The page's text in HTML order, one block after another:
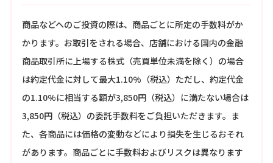
商品などへのご投資の際は、商品ごとに所定の手数料がか
かります。お取引をされる場合、店舗における国内の金融
商品取引所に上場する株式（売買単位未満を除く）の場合
は約定代金に対して最大1.10%（税込）ただし、約定代金
の1.10%に相当する額が3,850円（税込）に満たない場合は
3,850円（税込）の委託手数料をご負担いただきます。ま
た、各商品には価格の変動などにより損失を生じるおそれ
があります。商品ごとに手数料およびリスクは異なります